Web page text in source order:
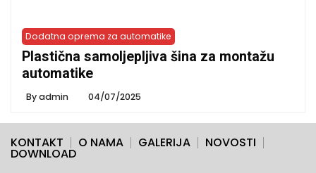
Dodatna oprema za automatike
Plastična samoljepljiva šina za montažu
automatike
Byadmin 04/07/2025
KONTAKT O NAMA GALERIJA NOVOSTI
DOWNLOAD